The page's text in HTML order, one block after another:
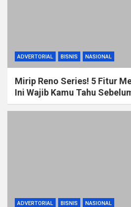
ADVERTORIAL BISNIS NASIONAL
Mirip Reno Series! 5 Fitur
Ini Wajib Kamu Tahu
ADVERTORIAL BISNIS NASIONAL